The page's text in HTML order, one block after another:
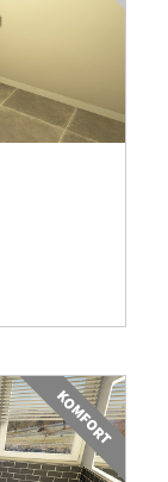
KOMFORT